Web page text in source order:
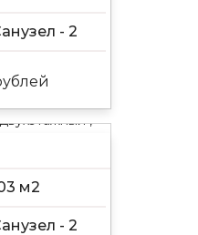
- 2
,
м2
- 2